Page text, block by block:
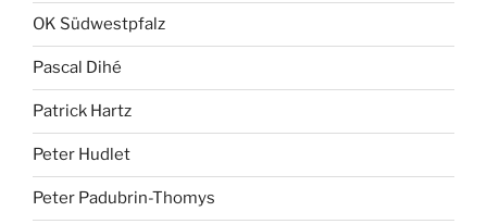
OK Südwestpfalz
Pascal Dihé
Patrick Hartz
Peter Hudlet
Peter Padubrin-Thomys